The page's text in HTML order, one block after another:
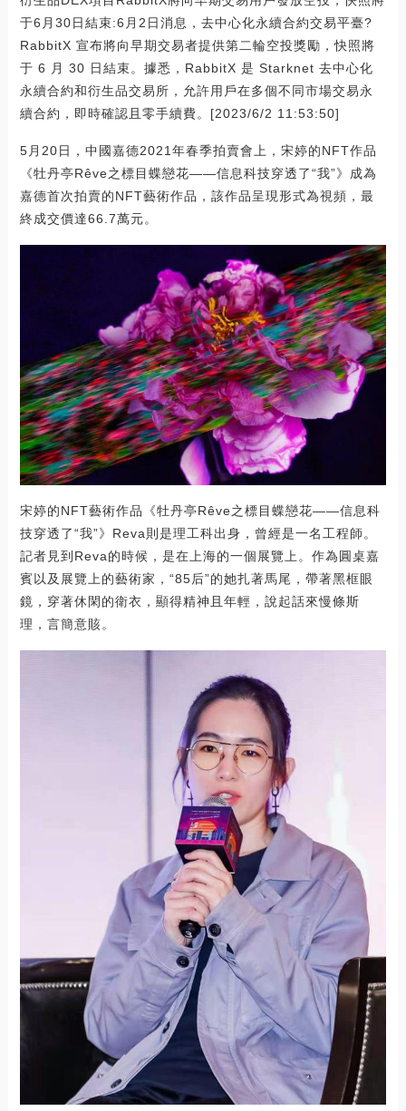
于6月30日結束:6月2日消息，去中心化永續合約交易平臺?
RabbitX 宣布將向早期交易者提供第二輪空投獎勵，快照將
于 6 月 30 日結束。據悉，RabbitX 是 Starknet 去中心化
永續合約和衍生品交易所，允許用戶在多個不同市場交易永
續合約，即時確認且零手續費。[2023/6/2 11:53:50]
5月20日，中國嘉德2021年春季拍賣會上，宋婷的NFT作品
《牡丹亭Rêve之標目蝶戀花——信息科技穿透了“我”》成為
嘉德首次拍賣的NFT藝術作品，該作品呈現形式為視頻，最
終成交價達66.7萬元。
宋婷的NFT藝術作品《牡丹亭Rêve之標目蝶戀花——信息科
技穿透了“我”》Reva則是理工科出身，曾經是一名工程師。
記者見到Reva的時候，是在上海的一個展覽上。作為圓桌嘉
賓以及展覽上的藝術家，“85后”的她扎著馬尾，帶著黑框眼
鏡，穿著休閑的衛衣，顯得精神且年輕，說起話來慢條斯
理，言簡意賅。